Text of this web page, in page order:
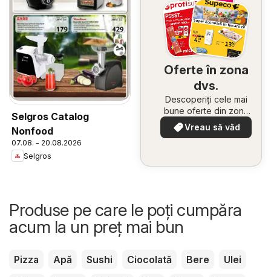
Selgros Catalog
Nonfood
07.08. - 20.08.2026
Selgros
Oferte în zona
dvs.
Descoperiți cele mai
bune oferte din zona
dumneavoastră
Vreau să văd
Produse pe care le poți cumpăra
acum la un preț mai bun
Pizza Apă Sushi Ciocolată Bere
Ulei